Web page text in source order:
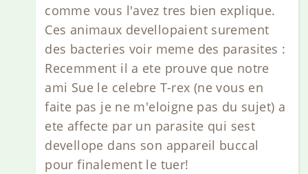
comme vous l'avez tres bien explique.
Ces animaux devellopaient surement
des bacteries voir meme des parasites :
Recemment il a ete prouve que notre
ami Sue le celebre T-rex (ne vous en
faite pas je ne m'eloigne pas du sujet) a
ete affecte par un parasite qui sest
devellope dans son appareil buccal
pour finalement le tuer!